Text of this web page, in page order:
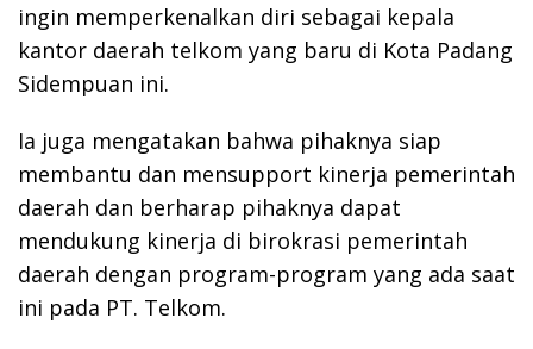
ingin memperkenalkan diri sebagai kepala
kantor daerah telkom yang baru di Kota Padang
Sidempuan ini.
Ia juga mengatakan bahwa pihaknya siap
membantu dan mensupport kinerja pemerintah
daerah dan berharap pihaknya dapat
mendukung kinerja di birokrasi pemerintah
daerah dengan program-program yang ada saat
ini pada PT. Telkom.